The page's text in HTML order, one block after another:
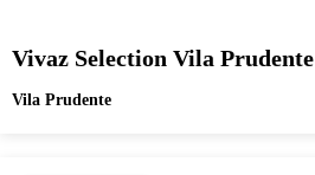
Vivaz Selection Vila Prudente
Vila Prudente